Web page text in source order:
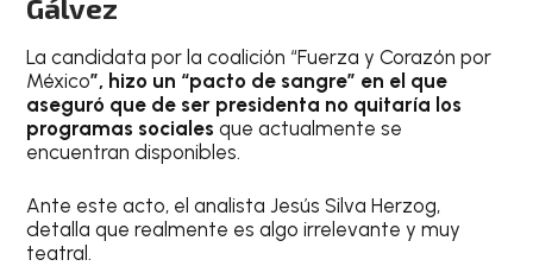
Gálvez
La candidata por la coalición “Fuerza y Corazón por
México”, hizo un “pacto de sangre” en el que
aseguró que de ser presidenta no quitaría los
programas sociales que actualmente se
encuentran disponibles.
Ante este acto, el analista Jesús Silva Herzog,
detalla que realmente es algo irrelevante y muy
teatral.